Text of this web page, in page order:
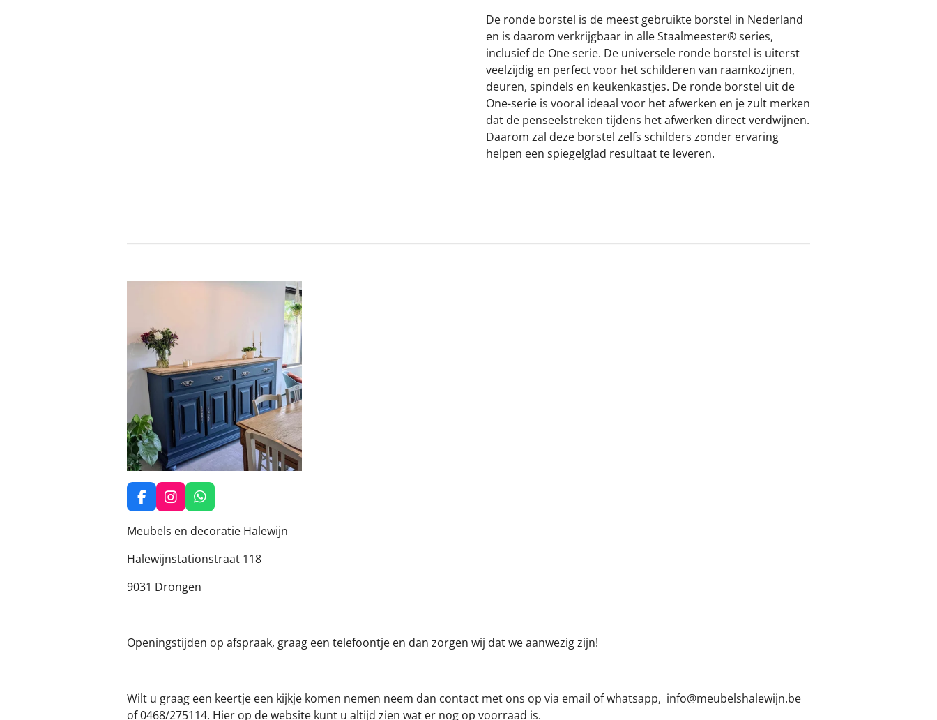
De ronde borstel is de meest gebruikte borstel in Nederland
en is daarom verkrijgbaar in alle Staalmeester® series,
inclusief de One serie. De universele ronde borstel is uiterst
veelzijdig en perfect voor het schilderen van raamkozijnen,
deuren, spindels en keukenkastjes. De ronde borstel uit de
One-serie is vooral ideaal voor het afwerken en je zult merken
dat de penseelstreken tijdens het afwerken direct verdwijnen.
Daarom zal deze borstel zelfs schilders zonder ervaring
helpen een spiegelglad resultaat te leveren.
F
a
c
b
o
k
I
n
s
a
r
a
W
h
a
s
p
p
Meubels en decoratie Halewijn
Halewijnstationstraat 118
9031 Drongen
Openingstijden op afspraak, graag een telefoontje en dan zorgen wij dat we aanwezig zijn!
Wilt u graag een keertje een kijkje komen nemen neem dan contact met ons op via email of whatsapp, info@meubelshalewijn.be
of 0468/275114. Hier op de website kunt u altijd zien wat er nog op voorraad is.